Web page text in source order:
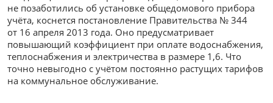
не позаботились об установке общедомового прибора
учёта, коснется постановление Правительства № 344
от 16 апреля 2013 года. Оно предусматривает
повышающий коэффициент при оплате водоснабжения,
теплоснабжения и электричества в размере 1,6. Что
точно невыгодно с учётом постоянно растущих тарифов
на коммунальное обслуживание.